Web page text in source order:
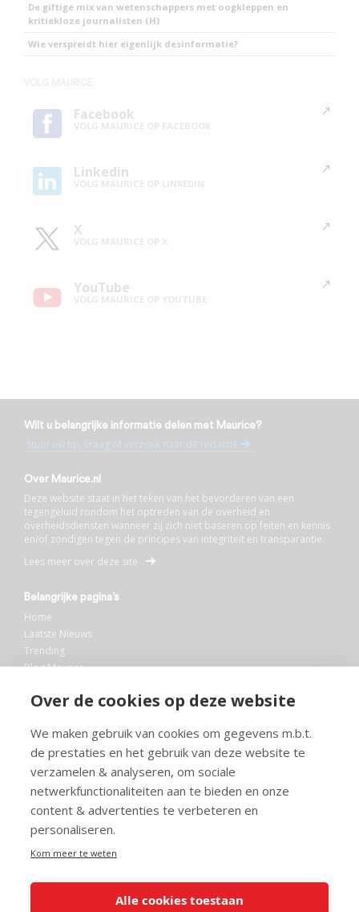
Over de cookies op deze website
We maken gebruik van cookies om gegevens m.b.t.
de prestaties en het gebruik van deze website te
verzamelen & analyseren, om sociale
netwerkfunctionaliteiten aan te bieden en onze
content & advertenties te verbeteren en
personaliseren.
Kom meer te weten
Alle cookies toestaan
De giftige mix van wetenschappers met oogkleppen en
kritiekloze journalisten (H)
Wie verspreidt hier eigenlijk desinformatie?
Facebook
Linkedin
X
YouTube
Wilt u belangrijke informatie delen met Maurice?
Stuur uw tip, vraag of verzoek naar de redactie
Over Maurice.nl
Deze website staat in het teken van het bevorderen van een
tegengeluid rondom het optreden van de overheid en
overheidsdiensten wanneer zij zich niet baseren op feiten en kennis
en/of zondigen tegen de principes van integriteit en transparantie.
Lees meer over deze site
Belangrijke pagina’s
Home
Laatste Nieuws
Trending
Blog Maurice
Bibliotheek
Info en service
FAQ
Doneren
Privacy
Voorwaarden
Meedoen
© 2026 Maurice.nl - Alle rechten voorbehouden. Op alle artikelen rust